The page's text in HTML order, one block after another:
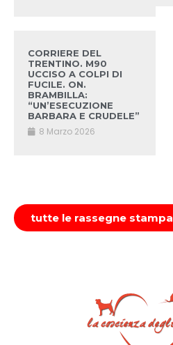
CORRIERE DEL
TRENTINO. M90
UCCISO A COLPI DI
FUCILE. ON.
BRAMBILLA:
“UN’ESECUZIONE
BARBARA E CRUDELE”
8 Marzo 2026
tutte le rassegne stampa